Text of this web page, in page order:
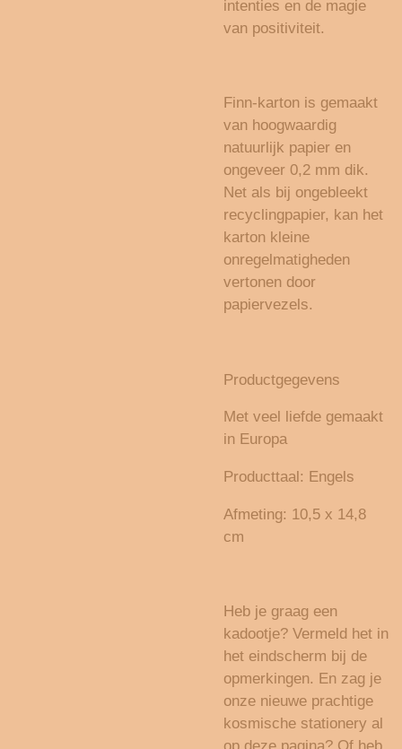
intenties en de magie
van positiviteit.
Finn-karton is gemaakt
van hoogwaardig
natuurlijk papier en
ongeveer 0,2 mm dik.
Net als bij ongebleekt
recyclingpapier, kan het
karton kleine
onregelmatigheden
vertonen door
papiervezels.
Productgegevens
Met veel liefde gemaakt
in Europa
Producttaal: Engels
Afmeting: 10,5 x 14,8
cm
Heb je graag een
kadootje? Vermeld het in
het eindscherm bij de
opmerkingen. En zag je
onze nieuwe prachtige
kosmische stationery al